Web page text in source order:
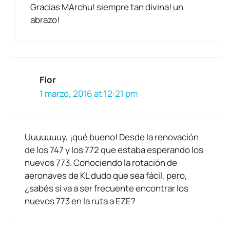
Gracias MArchu! siempre tan divina! un
abrazo!
Flor
1 marzo, 2016 at 12:21 pm
Uuuuuuuy, ¡qué bueno! Desde la renovación
de los 747 y los 772 que estaba esperando los
nuevos 773. Conociendo la rotación de
aeronaves de KL dudo que sea fácil, pero,
¿sabés si va a ser frecuente encontrar los
nuevos 773 en la ruta a EZE?